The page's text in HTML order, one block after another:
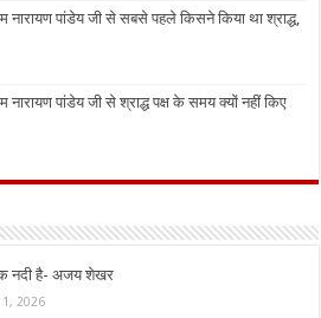
नारायण पांडेय जी से सबसे पहले किसने किया था श्राद्ध,
नारायण पांडेय जी से श्राद्ध पक्ष के समय क्यों नहीं किए
नदी है- अजय शेखर
1, 2026